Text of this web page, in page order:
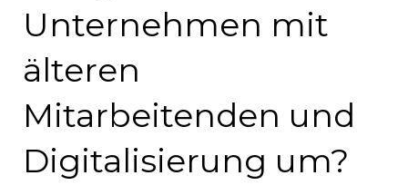
Unternehmen mit
älteren
Mitarbeitenden und
Digitalisierung um?